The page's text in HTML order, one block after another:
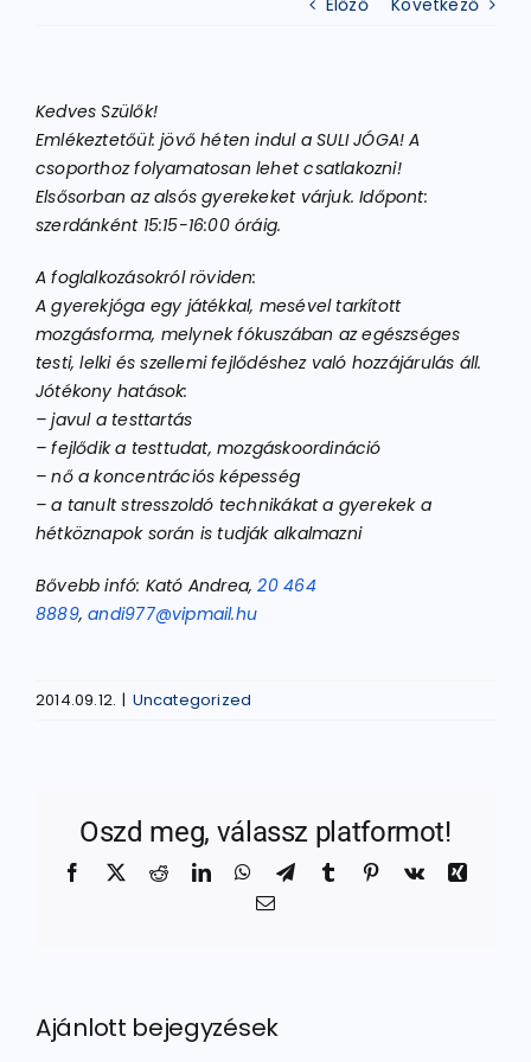
KERÉKPÁR
EGYÉB SPORTÁGAK
PÁLYÁK
ELÉRHETŐSÉGEK
TAGDÍJ BEFIZETÉS
Előző Következő
Kedves Szülők!
Emlékeztetőül: jövő héten indul a SULI JÓGA! A
csoporthoz folyamatosan lehet csatlakozni!
Elsősorban az alsós gyerekeket várjuk. Időpont:
szerdánként 15:15-16:00 óráig.
A foglalkozásokról röviden:
A gyerekjóga egy játékkal, mesével tarkított
mozgásforma, melynek fókuszában az egészséges
testi, lelki és szellemi fejlődéshez való hozzájárulás áll.
Jótékony hatások:
– javul a testtartás
– fejlődik a testtudat, mozgáskoordináció
– nő a koncentrációs képesség
– a tanult stresszoldó technikákat a gyerekek a
hétköznapok során is tudják alkalmazni
Bővebb infó: Kató Andrea,20 464
8889,andi977@vipmail.hu
2014.09.12. | Uncategorized
Oszd meg, válassz platformot!
Facebook
X RedditLinkedInWhatsApp
TelegramTumblr Pinterest
Vk
Xing
Email:
Ajánlott bejegyzések